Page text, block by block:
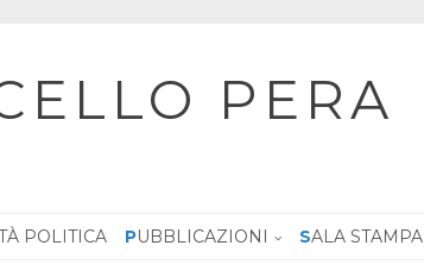
PERA
POLITICA PUBBLICAZIONI SALA STAMPA